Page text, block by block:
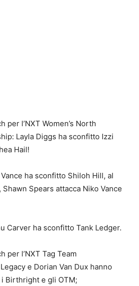
per l’NXT Women’s North
Layla Diggs ha sconfitto Izzi
Hail!
ha sconfitto Shiloh Hill, al
Spears attacca Niko Vance
Carver ha sconfitto Tank Ledger.
per l’NXT Tag Team
e Dorian Van Dux hanno
Birthright e gli OTM;